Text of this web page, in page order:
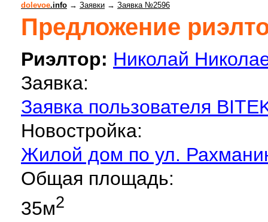
dolevoe.info → Заявки → Заявка №2596
Предложение
Риэлтор: Николай
Заявка:
Заявка пользователя
Новостройка:
Жилой дом по ул.
Общая площадь:
35м2